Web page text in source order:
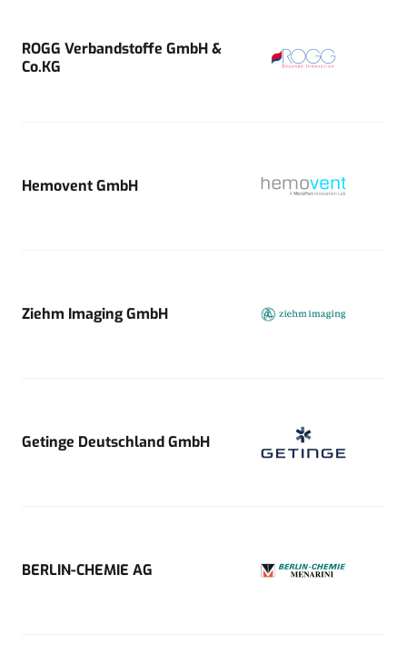
ROGG Verbandstoffe GmbH &
Co.KG
Hemovent GmbH
Ziehm Imaging GmbH
Getinge Deutschland GmbH
BERLIN-CHEMIE AG